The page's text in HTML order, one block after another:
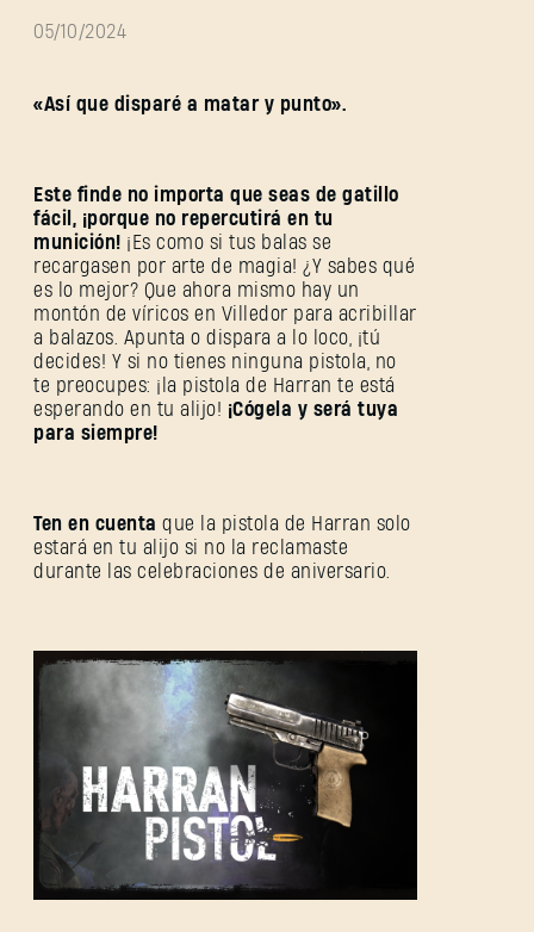
05/10/2024
«Así que disparé a matar y punto».
Este finde no importa que seas de gatillo
fácil, ¡porque no repercutirá en tu
munición! ¡Es como si tus balas se
recargasen por arte de magia! ¿Y sabes qué
es lo mejor? Que ahora mismo hay un
montón de víricos en Villedor para acribillar
a balazos. Apunta o dispara a lo loco, ¡tú
decides! Y si no tienes ninguna pistola, no
te preocupes: ¡la pistola de Harran te está
esperando en tu alijo! ¡Cógela y será tuya
para siempre!
Ten en cuenta que la pistola de Harran solo
estará en tu alijo si no la reclamaste
durante las celebraciones de aniversario.
REGISTRARSE